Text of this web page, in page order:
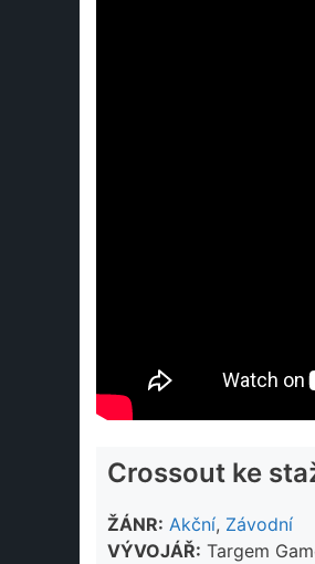
Crossout ke
ŽÁNR: Akční, Závodní
VÝVOJÁŘ: Targem